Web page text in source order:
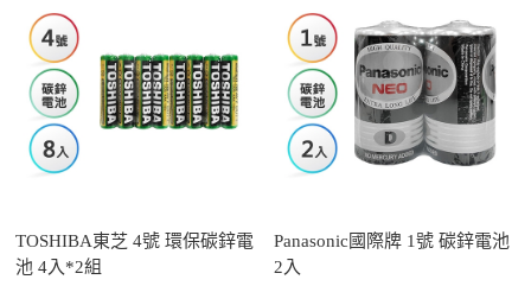
TOSHIBA東芝 4號 環保碳鋅電
池 4入*2組
Panasonic國際牌 1號 碳鋅電池
2入